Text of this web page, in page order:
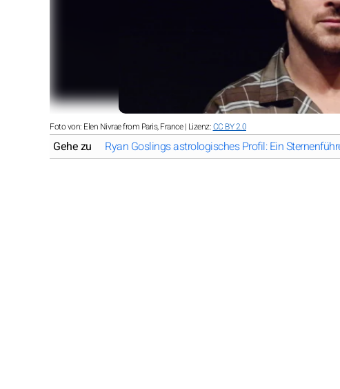
Foto von: Elen Nivrae from Paris, France | Lizenz:CC BY 2.0
Gehe zu Ryan Goslings astrologisches Profil: Ein